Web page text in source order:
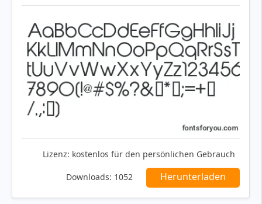
Lizenz: kostenlos für den persönlichen Gebrauch
Downloads: 1052 Herunterladen